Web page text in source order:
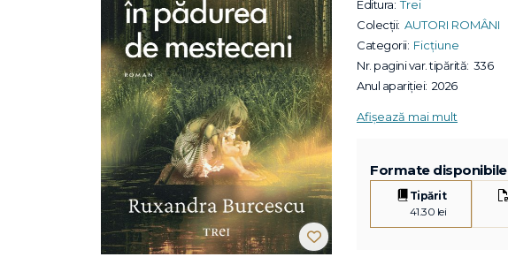
Editura: Trei
Colecții: AUTORI ROMÂNI
Categorii: Ficțiune
Nr. pagini var. tipărită: 336
Anul apariției: 2026
Afișează mai mult
Formate disponibile
Tipărit
41.30 lei